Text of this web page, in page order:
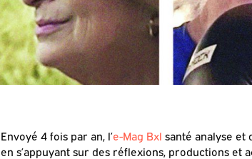
Envoyé 4 fois par an, l’e-Mag Bxl santé analyse et
en s’appuyant sur des réflexions, productions et